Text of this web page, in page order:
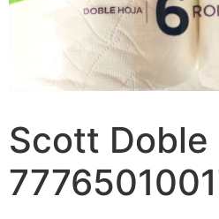
Scott Doble